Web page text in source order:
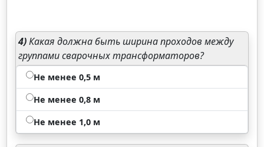
4)Какая должна быть ширина проходов между
группами сварочных трансформаторов?
Не менее 0,5 м
Не менее 0,8 м
Не менее 1,0 м